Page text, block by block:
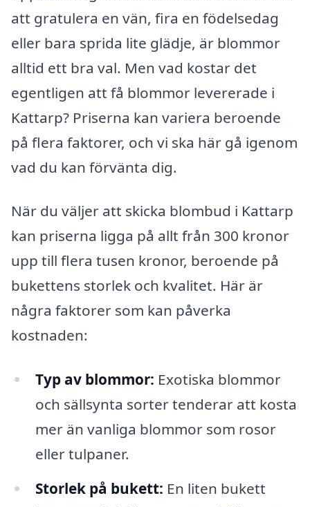
att gratulera en vän, fira en födelsedag
eller bara sprida lite glädje, är blommor
alltid ett bra val. Men vad kostar det
egentligen att få blommor levererade i
Kattarp? Priserna kan variera beroende
på flera faktorer, och vi ska här gå igenom
vad du kan förvänta dig.
När du väljer att skicka blombud i Kattarp
kan priserna ligga på allt från 300 kronor
upp till flera tusen kronor, beroende på
bukettens storlek och kvalitet. Här är
några faktorer som kan påverka
kostnaden:
Typ av blommor: Exotiska blommor
och sällsynta sorter tenderar att kosta
mer än vanliga blommor som rosor
eller tulpaner.
Storlek på bukett: En liten bukett